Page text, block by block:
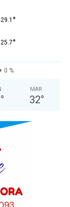
29.1 °
25.7°
0 %
°
MAR
32°